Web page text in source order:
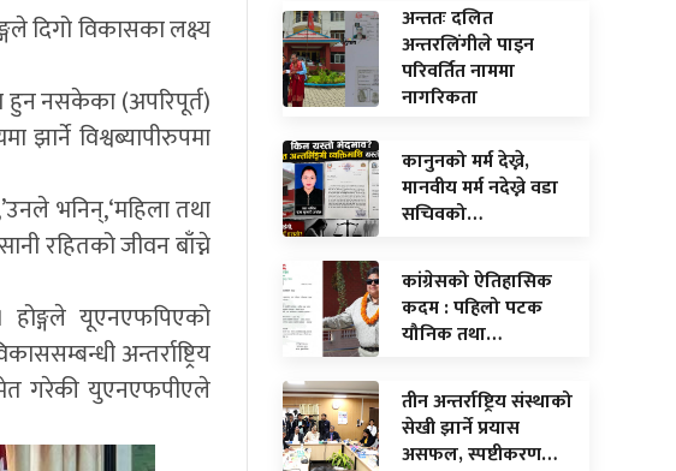
दिगो विकासका लक्ष्य
हुन नसकेका (अपरिपूर्त)
विश्वब्यापीरुपमा
भनिन्,‘महिला तथा
रहितको जीवन बाँच्ने
होङ्गले यूएनएफपिएको
अन्तर्राष्ट्रिय
गरेकी युएनएफपीएले
अन्ततः दलित
अन्तरलिंगीले पाइन
परिवर्तित नाममा
नागरिकता
कानुनको मर्म देख्ने,
मानवीय मर्म नदेख्ने वडा
सचिवको…
कांग्रेसको ऐतिहासिक
कदम : पहिलो पटक
यौनिक तथा…
तीन अन्तर्राष्ट्रिय संस्थाको
सेखी झार्ने प्रयास
असफल, स्पष्टीकरण…